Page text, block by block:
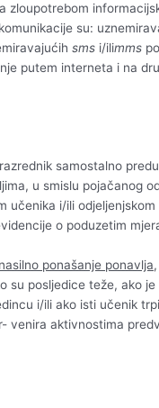
zloupotrebom
su:
sms i/ilimms
putem interneta i na
samostalno
u smislu pojačanog
učenika i/ili
o poduzetim
ponašanje ponavlja
su posljedice teže, ako
i/ili ako isti učenik
venira aktivnostima